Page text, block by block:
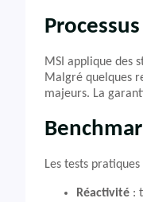
MSI applique des
Malgré quelques
majeurs. La
Les tests
Réactivité :